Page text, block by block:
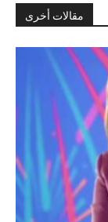
مقالات أخرى